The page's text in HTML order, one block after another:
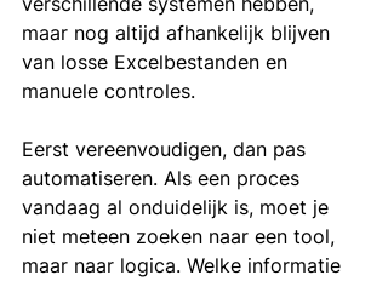
maar nog altijd afhankelijk blijven
van losse Excelbestanden en
manuele controles.
Eerst vereenvoudigen, dan pas
automatiseren. Als een proces
vandaag al onduidelijk is, moet je
niet meteen zoeken naar een tool,
maar naar logica. Welke informatie